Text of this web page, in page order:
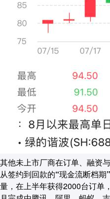
其他未上市厂商在订单、融资
从签约到回款的“现金流断档期”
量，在上半年获得2000台订单